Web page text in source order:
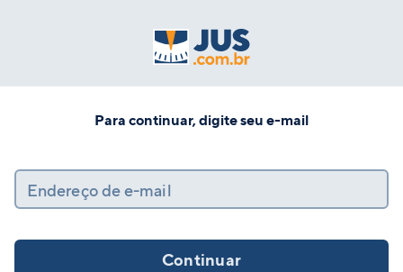
Para continuar, digite seu e-mail
Endereço de e-mail
Continuar